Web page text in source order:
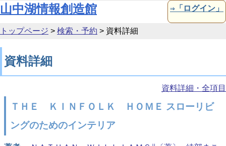
本文へ移動
山中湖情報創造館 ⇒「ログイン」
トップページ > 検索・予約 > 資料詳細
資料詳細
資料詳細・全項目
ＴＨＥ ＫＩＮＦＯＬＫ ＨＯＭＥ スローリビ
ングのためのインテリア